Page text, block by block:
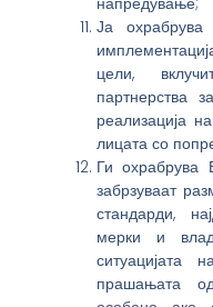
Ја охрабрува
цели,
партнерства
реализација
лицата со
Ги охрабрува
забрзуваат
стандарди,
мерки и
ситуацијата
прашањата